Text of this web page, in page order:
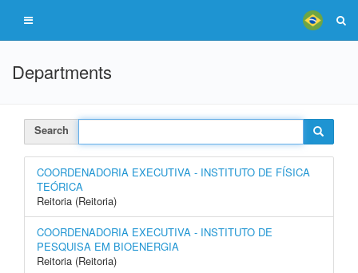
Departments
Search
COORDENADORIA EXECUTIVA - INSTITUTO DE FÍSICA
TEÓRICA
Reitoria (Reitoria)
COORDENADORIA EXECUTIVA - INSTITUTO DE
PESQUISA EM BIOENERGIA
Reitoria (Reitoria)